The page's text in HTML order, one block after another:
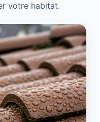
votre habitat.